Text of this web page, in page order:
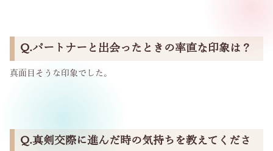
Q.パートナーと出会ったときの率直な印象は？
真面目そうな印象でした。
Q.真剣交際に進んだ時の気持ちを教えてくださ